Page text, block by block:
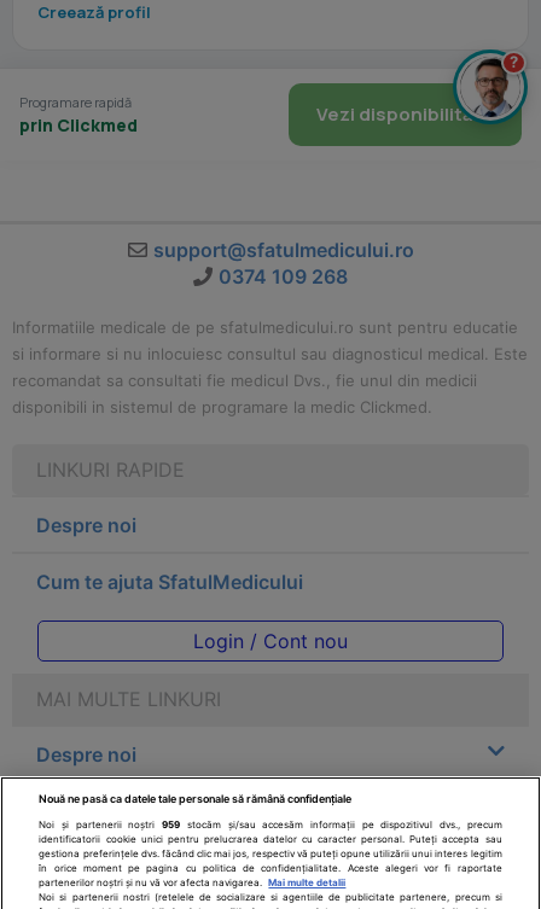
Creează profil
Programare rapidă
prin Clickmed Vezi disponibilitate
support@sfatulmedicului.ro
0374 109 268
Informatiile medicale de pe sfatulmedicului.ro sunt pentru educatie
si informare si nu inlocuiesc consultul sau diagnosticul medical. Este
recomandat sa consultati fie medicul Dvs., fie unul din medicii
disponibili in sistemul de programare la medic Clickmed.
LINKURI RAPIDE
Despre noi
Cum te ajuta SfatulMedicului
Login / Cont nou
MAI MULTE LINKURI
Despre noi
Legal
Drepturile consumatorului
?
Nouă ne pasă ca datele tale personale să rămână confidențiale
Noi și partenerii noștri959 stocăm și/sau accesăm informații pe dispozitivul dvs., precum
identificatorii cookie unici pentru prelucrarea datelor cu caracter personal. Puteți accepta sau
gestiona preferințele dvs. făcând clic mai jos, respectiv vă puteți opune utilizării unui interes legitim
în orice moment pe pagina cu politica de confidențialitate. Aceste alegeri vor fi raportate
partenerilor noștri și nu vă vor afecta navigarea.
Mai multe detalii
Noi si partenerii nostri (retelele de socializare si agentiile de publicitate partenere, precum si